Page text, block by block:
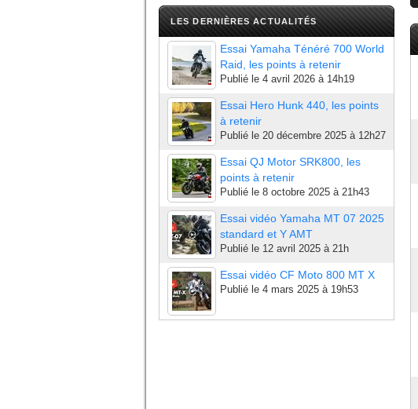
LES DERNIÈRES ACTUALITÉS
Essai Yamaha Ténéré 700 World
Raid, les points à retenir
Publié le 4 avril 2026 à 14h19
Essai Hero Hunk 440, les points
à retenir
Publié le 20 décembre 2025 à 12h27
Essai QJ Motor SRK800, les
points à retenir
Publié le 8 octobre 2025 à 21h43
Essai vidéo Yamaha MT 07 2025
standard et Y AMT
Publié le 12 avril 2025 à 21h
Essai vidéo CF Moto 800 MT X
Publié le 4 mars 2025 à 19h53